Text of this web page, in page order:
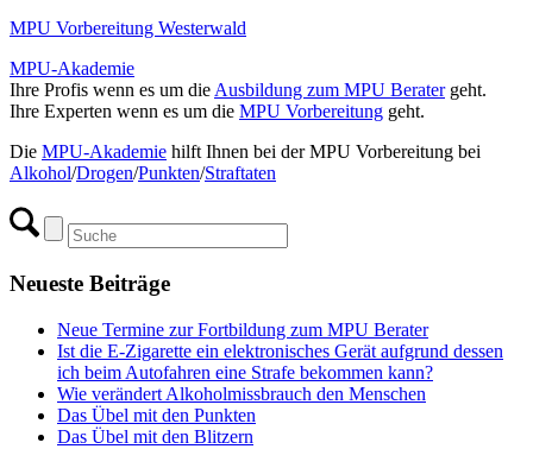
MPU Vorbereitung Westerwald
MPU-Akademie
Ihre Profis wenn es um dieAusbildung zum MPU Beratergeht.
Ihre Experten wenn es um die MPU Vorbereitung geht.
Die MPU-Akademie hilft Ihnen bei der MPU Vorbereitung bei
Alkohol/Drogen/Punkten/Straftaten
Neueste Beiträge
Neue Termine zur Fortbildung zum MPU Berater
Ist die E-Zigarette ein elektronisches Gerät aufgrund dessen
ich beim Autofahren eine Strafe bekommen kann?
Wie verändert Alkoholmissbrauch den Menschen
Das Übel mit den Punkten
Das Übel mit den Blitzern